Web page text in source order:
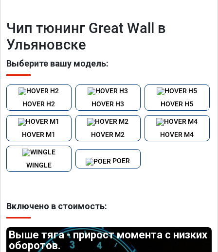
Чип тюнинг Great Wall в
Ульяновске
Выберите вашу модель:
HOVER H2 HOVER H3 HOVER H5
HOVER M1 HOVER M2 HOVER M4
WINGLE
POER
Включено в стоимость:
Выше тяга - прирост момента с низких
оборотов.